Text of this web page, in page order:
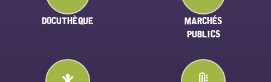
DOCUTHÈQUE
MARCHÉS
PUBLICS